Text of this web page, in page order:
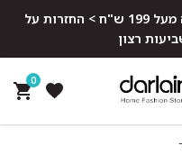
משלוח מהיר חינם לכל הארץ בקנייה מעל 199 ש"ח > החזרות על
0